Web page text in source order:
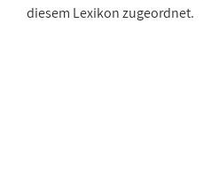
diesem Lexikon zugeordnet.